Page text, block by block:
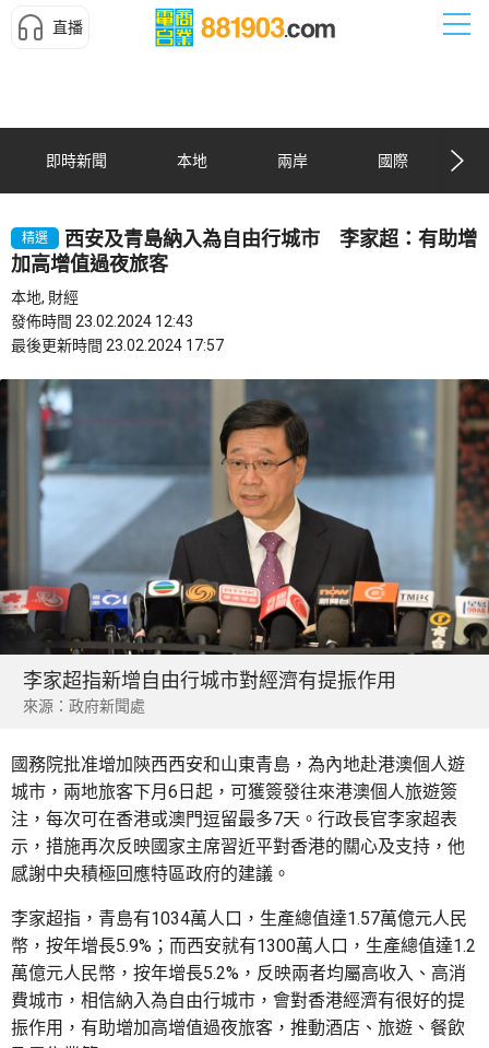
直播
即時新聞 本地 兩岸 國際
精選
西安及青島納入為自由行城市 李家超：有助增
加高增值過夜旅客
本地, 財經
發佈時間 23.02.2024 12:43
最後更新時間 23.02.2024 17:57
李家超指新增自由行城市對經濟有提振作用
來源：政府新聞處
國務院批准增加陝西西安和山東青島，為內地赴港澳個人遊
城市，兩地旅客下月6日起，可獲簽發往來港澳個人旅遊簽
注，每次可在香港或澳門逗留最多7天。行政長官李家超表
示，措施再次反映國家主席習近平對香港的關心及支持，他
感謝中央積極回應特區政府的建議。
李家超指，青島有1034萬人口，生產總值達1.57萬億元人民
幣，按年增長5.9%；而西安就有1300萬人口，生產總值達1.2
萬億元人民幣，按年增長5.2%，反映兩者均屬高收入、高消
費城市，相信納入為自由行城市，會對香港經濟有很好的提
振作用，有助增加高增值過夜旅客，推動酒店、旅遊、餐飲